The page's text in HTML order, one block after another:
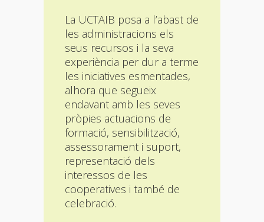
La UCTAIB posa a l’abast de
les administracions els
seus recursos i la seva
experiència per dur a terme
les iniciatives esmentades,
alhora que segueix
endavant amb les seves
pròpies actuacions de
formació, sensibilització,
assessorament i suport,
representació dels
interessos de les
cooperatives i també de
celebració.